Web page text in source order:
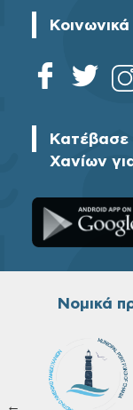
Χανίων
Νομικά
←